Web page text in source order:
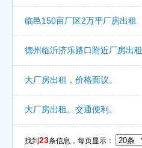
临邑150亩厂区2万平厂房出租
德州临沂济乐路口附近厂房出租
大厂房出租，价格面议。
大厂房出租。交通便利。
找到 23条信息，每页显示：